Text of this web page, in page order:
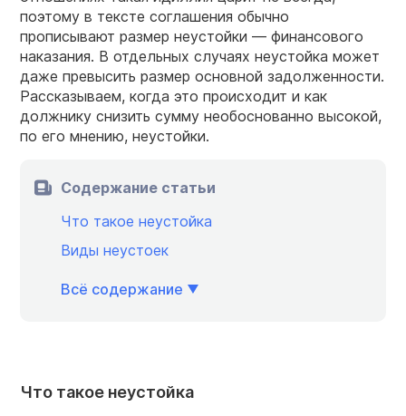
поэтому в тексте соглашения обычно
прописывают размер неустойки — финансового
наказания. В отдельных случаях неустойка может
даже превысить размер основной задолженности.
Рассказываем, когда это происходит и как
должнику снизить сумму необоснованно высокой,
по его мнению, неустойки.
Содержание статьи
Что такое неустойка
Виды неустоек
Всё содержание
Что такое неустойка